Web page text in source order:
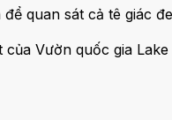
quan sát cả tê giác
Vườn quốc gia